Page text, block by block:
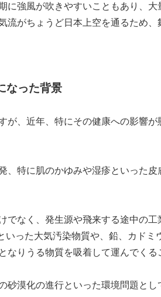
に強風が吹きやすいこともあり、大
流がちょうど日本上空を通るため、
なった背景
が、近年、特にその健康への影響が
、特に肌のかゆみや湿疹といった皮
でなく、発生源や飛来する途中の工
いった大気汚染物質や、鉛、カドミ
りうる物質を吸着して運んでくる
砂漠化の進行といった環境問題とし